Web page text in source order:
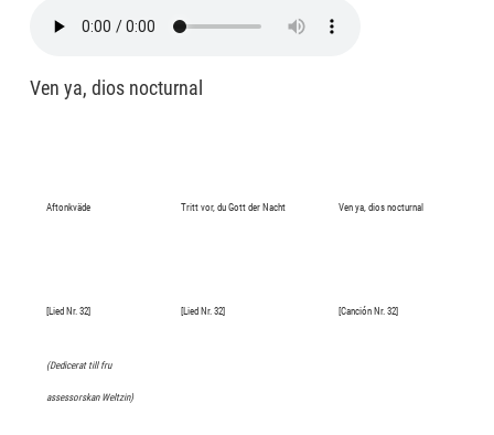
Ven ya, dios nocturnal
Aftonkväde
[Lied Nr. 32]
(Dedicerat till fru
assessorskan Weltzin)
Tritt vor, du Gott der Nacht
[Lied Nr. 32]
Ven ya, dios nocturnal
[Canción Nr. 32]